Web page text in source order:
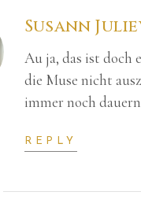
Susann
Au ja, das ist doch
die Muse nicht
immer noch
REPLY